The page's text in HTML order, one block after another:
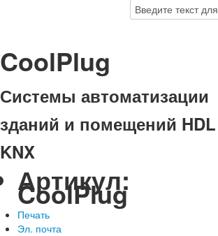
CoolPlug
Системы автоматизации
зданий и помещений
KNX
Артикул:
CoolPlug
Печать
Эл. почта